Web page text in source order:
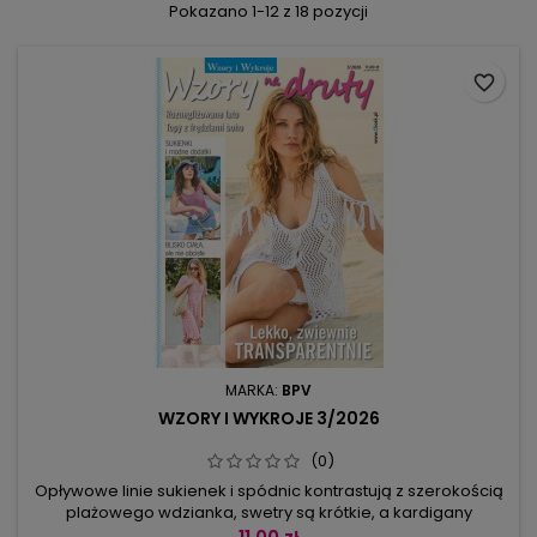
Pokazano 1-12 z 18 pozycji
MARKA: BPV
WZORY I WYKROJE 3/2026
(0)
Opływowe linie sukienek i spódnic kontrastują z szerokością
plażowego wdzianka, swetry są krótkie, a kardigany
favorite_border